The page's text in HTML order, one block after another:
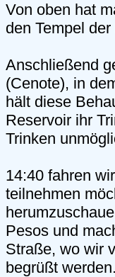
Von oben hat
den Tempel
Anschließend
(Cenote), in
hält diese
Reservoir ihr
Trinken
14:40 fahren
teilnehmen
Pesos und
Straße, wo wir
begrüßt werden.